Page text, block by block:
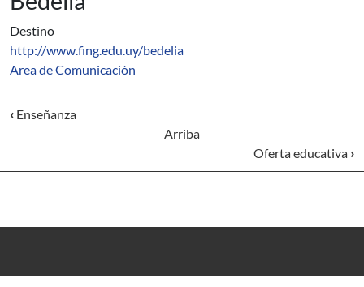
Destino
http://www.fing.edu.uy/bedelia
Area de Comunicación
‹ Enseñanza
Arriba
Oferta educativa ›